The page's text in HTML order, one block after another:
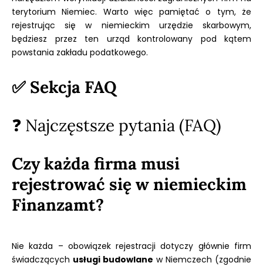
terytorium Niemiec. Warto więc pamiętać o tym, że
rejestrując się w niemieckim urzędzie skarbowym,
będziesz przez ten urząd kontrolowany pod kątem
powstania zakładu podatkowego.
✅ Sekcja FAQ
❓ Najczęstsze pytania (FAQ)
Czy każda firma musi
rejestrować się w niemieckim
Finanzamt?
Nie każda – obowiązek rejestracji dotyczy głównie firm
świadczących usługi budowlane w Niemczech (zgodnie